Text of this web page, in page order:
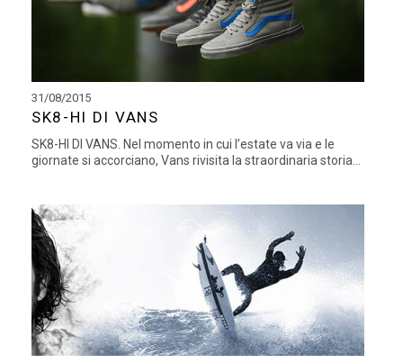
31/08/2015
SK8-HI DI VANS
SK8-HI DI VANS. Nel momento in cui l’estate va via e le
giornate si accorciano, Vans rivisita la straordinaria storia...